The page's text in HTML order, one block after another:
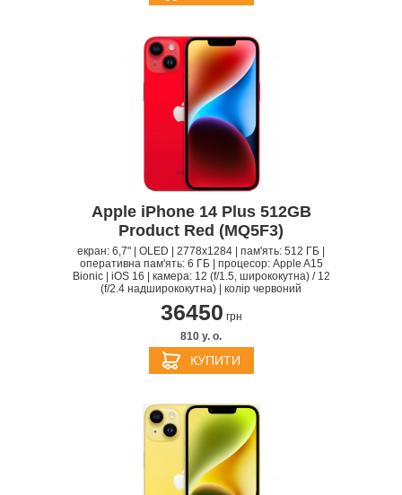
Apple iPhone 14 Plus 512GB
Product Red (MQ5F3)
екран: 6,7" | OLED | 2778x1284 | пам'ять: 512 ГБ |
оперативна пам'ять: 6 ГБ | процесор: Apple A15
Bionic | iOS 16 | камера: 12 (f/1.5, ширококутна) / 12
(f/2.4 надширококутна) | колір червоний
36450 грн
810 y. о.
КУПИТИ